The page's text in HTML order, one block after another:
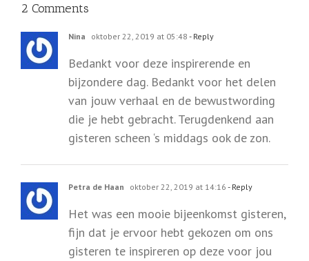
2 Comments
Nina oktober 22, 2019 at 05:48 - Reply
Bedankt voor deze inspirerende en
bijzondere dag. Bedankt voor het delen
van jouw verhaal en de bewustwording
die je hebt gebracht. Terugdenkend aan
gisteren scheen ‘s middags ook de zon.
Petra de Haan oktober 22, 2019 at 14:16 - Reply
Het was een mooie bijeenkomst gisteren,
fijn dat je ervoor hebt gekozen om ons
gisteren te inspireren op deze voor jou